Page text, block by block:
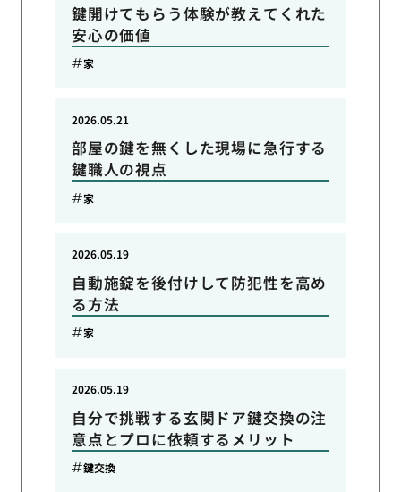
鍵開けてもらう体験が教えてくれた
安心の価値
家
部屋の鍵を無くした現場に急行する
鍵職人の視点
2026.05.21
家
自動施錠を後付けして防犯性を高め
る方法
2026.05.19
家
自分で挑戦する玄関ドア鍵交換の注
意点とプロに依頼するメリット
2026.05.19
鍵交換